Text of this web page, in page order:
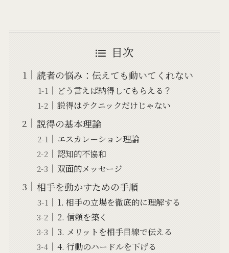
目次
読者の悩み：伝えても動いてくれない
どう言えば納得してもらえる？
説得はテクニックだけじゃない
説得の基本理論
エスカレーション理論
認知的不協和
双面的メッセージ
相手を動かすための手順
1. 相手の立場を徹底的に理解する
2. 信頼を築く
3. メリットを相手目線で伝える
4. 行動のハードルを下げる